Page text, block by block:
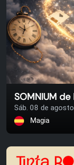
SOMNIUM
Sáb. 08 de
Magia